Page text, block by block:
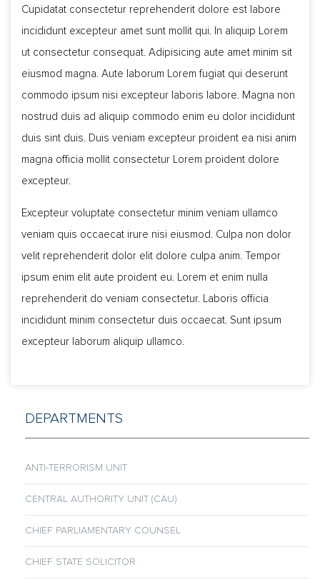
Cupidatat consectetur reprehenderit dolore est labore
incididunt excepteur amet sunt mollit qui. In aliquip Lorem
ut consectetur consequat. Adipisicing aute amet minim sit
eiusmod magna. Aute laborum Lorem fugiat qui deserunt
commodo ipsum nisi excepteur laboris labore. Magna non
nostrud duis ad aliquip commodo enim eu dolor incididunt
duis sint duis. Duis veniam excepteur proident ea nisi anim
magna officia mollit consectetur Lorem proident dolore
excepteur.
Excepteur voluptate consectetur minim veniam ullamco
veniam quis occaecat irure nisi eiusmod. Culpa non dolor
velit reprehenderit dolor elit dolore culpa anim. Tempor
ipsum enim elit aute proident eu. Lorem et enim nulla
reprehenderit do veniam consectetur. Laboris officia
incididunt minim consectetur duis occaecat. Sunt ipsum
excepteur laborum aliquip ullamco.
DEPARTMENTS
ANTI-TERRORISM UNIT
CENTRAL AUTHORITY UNIT (CAU)
CHIEF PARLIAMENTARY COUNSEL
CHIEF STATE SOLICITOR